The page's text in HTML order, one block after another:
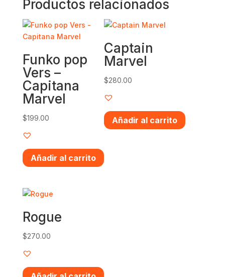
Productos relacionados
Funko pop
Vers –
Capitana
Marvel
$199.00
Añadir al carrito
Captain
Marvel
$280.00
Añadir al carrito
Rogue
$270.00